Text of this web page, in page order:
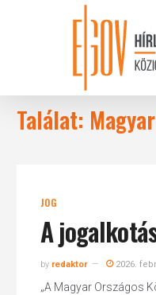
Találat:
JOG
A
by redaktor 2026.
„A Magyar Országos